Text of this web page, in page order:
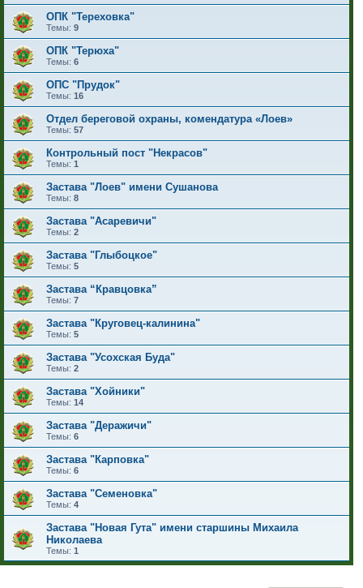
ОПК "Тереховка"
Темы: 9
ОПК "Терюха"
Темы: 6
ОПС "Прудок"
Темы: 16
Отдел береговой охраны, комендатура «Лоев»
Темы: 57
Контрольный пост "Некрасов"
Темы: 1
Застава "Лоев" имени Сушанова
Темы: 8
Застава "Асаревичи"
Темы: 2
Застава "Глыбоцкое"
Темы: 5
Застава “Кравцовка”
Темы: 7
Застава "Круговец-калинина"
Темы: 5
Застава "Усохская Буда"
Темы: 2
Застава "Хойники"
Темы: 14
Застава "Деражичи"
Темы: 6
Застава "Карповка"
Темы: 6
Застава "Семеновка"
Темы: 4
Застава "Новая Гута" имени старшины Михаила
Николаева
Темы: 1